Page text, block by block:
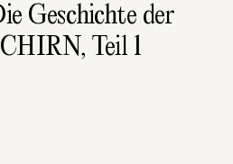
Geschichte der
Teil 1